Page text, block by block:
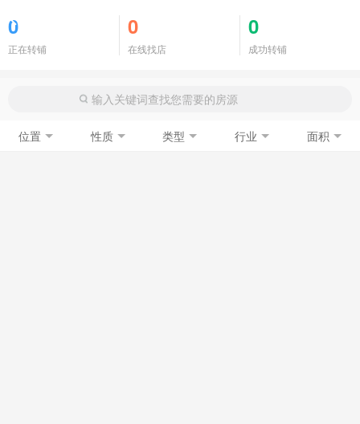
0
正在转铺
0
在线找店
0
成功转铺
位置 性质 类型 行业 面积